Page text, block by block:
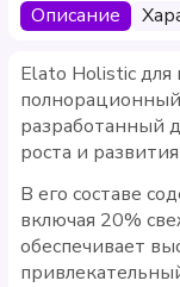
Описание
Elato Holistic
полнорационный
разработанный
роста и
В его составе
включая 20%
обеспечивает